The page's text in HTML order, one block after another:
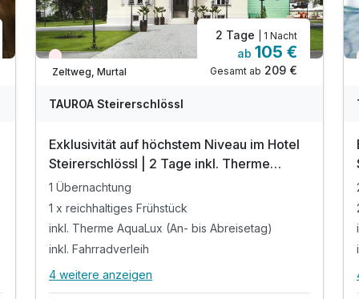
Wieder frei ab Oktober
Zeltweg, Murtal
2 Tage | 1 Nacht
ab 105 €
Gesamt ab 209 €
TAUROA Steirerschlössl
Exklusivität auf höchstem Niveau im Hotel
Steirerschlössl | 2 Tage inkl. Therme
AquaLux
1 Übernachtung
1 x reichhaltiges Frühstück
inkl. Therme AquaLux (An- bis Abreisetag)
inkl. Fahrradverleih
Alle Inklusivleistungen
4 weitere anzeigen